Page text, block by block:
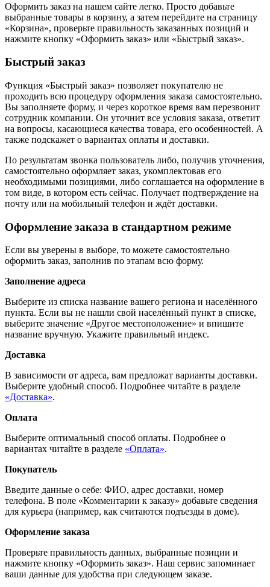
Оформить заказ на нашем сайте легко. Просто добавьте
выбранные товары в корзину, а затем перейдите на страницу
«Корзина», проверьте правильность заказанных позиций и
нажмите кнопку «Оформить заказ» или «Быстрый заказ».
Быстрый заказ
Функция «Быстрый заказ» позволяет покупателю не
проходить всю процедуру оформления заказа самостоятельно.
Вы заполняете форму, и через короткое время вам перезвонит
сотрудник компании. Он уточнит все условия заказа, ответит
на вопросы, касающиеся качества товара, его особенностей. А
также подскажет о вариантах оплаты и доставки.
По результатам звонка пользователь либо, получив уточнения,
самостоятельно оформляет заказ, укомплектовав его
необходимыми позициями, либо соглашается на оформление в
том виде, в котором есть сейчас. Получает подтверждение на
почту или на мобильный телефон и ждёт доставки.
Оформление заказа в стандартном режиме
Если вы уверены в выборе, то можете самостоятельно
оформить заказ, заполнив по этапам всю форму.
Заполнение адреса
Выберите из списка название вашего региона и населённого
пункта. Если вы не нашли свой населённый пункт в списке,
выберите значение «Другое местоположение» и впишите
название вручную. Укажите правильный индекс.
Доставка
В зависимости от адреса, вам предложат варианты доставки.
Выберите удобный способ. Подробнее читайте в разделе
«Доставка».
Оплата
Выберите оптимальный способ оплаты. Подробнее о
вариантах читайте в разделе «Оплата».
Покупатель
Введите данные о себе: ФИО, адрес доставки, номер
телефона. В поле «Комментарии к заказу» добавьте сведения
для курьера (например, как считаются подъезды в доме).
Оформление заказа
Проверьте правильность данных, выбранные позиции и
нажмите кнопку «Оформить заказ». Наш сервис запоминает
ваши данные для удобства при следующем заказе.